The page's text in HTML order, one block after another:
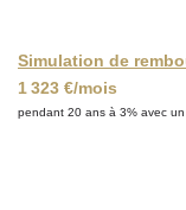
Simulation de
1 323 €/mois
pendant 20 ans à 3% avec